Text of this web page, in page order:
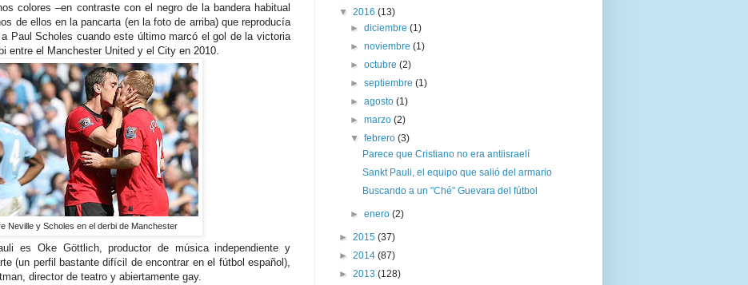
colores –en contraste con el negro de la bandera habitual
de ellos en la pancarta (en la foto de arriba) que reproducía
Paul Scholes cuando este último marcó el gol de la victoria
entre el Manchester United y el City en 2010.
Neville y Scholes en el derbi de Manchester
es Oke Göttlich, productor de música independiente y
(un perfil bastante difícil de encontrar en el fútbol español),
director de teatro y abiertamente gay.
▼ 2016 (13)
►diciembre(1)
►noviembre(1)
►octubre(2)
►septiembre(1)
►agosto(1)
►marzo(2)
▼febrero(3)
Parece que Cristiano no era antiisraelí
Sankt Pauli, el equipo que salió del armario
Buscando a un "Ché" Guevara del fútbol
►enero(2)
► 2015 (37)
► 2014 (87)
► 2013 (128)